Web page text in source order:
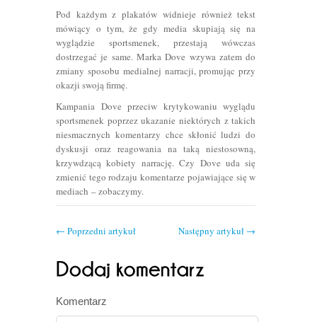
Pod każdym z plakatów widnieje również tekst
mówiący o tym, że gdy media skupiają się na
wyglądzie sportsmenek, przestają wówczas
dostrzegać je same. Marka Dove wzywa zatem do
zmiany sposobu medialnej narracji, promując przy
okazji swoją firmę.
Kampania Dove przeciw krytykowaniu wyglądu
sportsmenek poprzez ukazanie niektórych z takich
niesmacznych komentarzy chce skłonić ludzi do
dyskusji oraz reagowania na taką niestosowną,
krzywdzącą kobiety narrację. Czy Dove uda się
zmienić tego rodzaju komentarze pojawiające się w
mediach – zobaczymy.
← Poprzedni artykuł Następny artykuł →
Komentarz